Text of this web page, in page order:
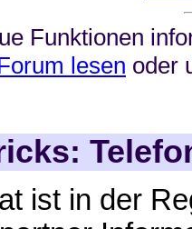
Funktionen
lesen oder
ist in der